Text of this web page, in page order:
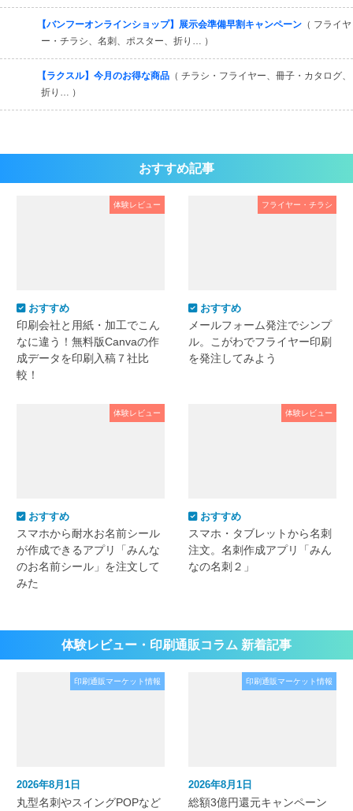
【バンフーオンラインショップ】展示会準備早割キャンペーン （ フライヤ
ー・チラシ、名刺、ポスター、折り… ）
【ラクスル】今月のお得な商品 （ チラシ・フライヤー、冊子・カタログ、
折り… ）
おすすめ記事
体験レビュー
おすすめ
印刷会社と用紙・加工でこん
なに違う！無料版Canvaの作
成データを印刷入稿７社比
較！
フライヤー・チラシ
おすすめ
メールフォーム発注でシンプ
ル。こがわでフライヤー印刷
を発注してみよう
体験レビュー
おすすめ
スマホから耐水お名前シール
が作成できるアプリ「みんな
のお名前シール」を注文して
みた
体験レビュー
おすすめ
スマホ・タブレットから名刺
注文。名刺作成アプリ「みん
なの名刺２」
体験レビュー・印刷通販コラム 新着記事
印刷通販マーケット情報
2026年8月1日
丸型名刺やスイングPOPなど
印刷通販マーケット情報
2026年8月1日
総額3億円還元キャンペーン